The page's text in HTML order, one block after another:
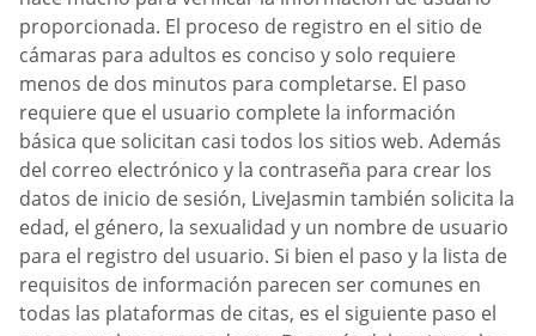
proporcionada. El proceso de registro en el sitio de
cámaras para adultos es conciso y solo requiere
menos de dos minutos para completarse. El paso
requiere que el usuario complete la información
básica que solicitan casi todos los sitios web. Además
del correo electrónico y la contraseña para crear los
datos de inicio de sesión, LiveJasmin también solicita la
edad, el género, la sexualidad y un nombre de usuario
para el registro del usuario. Si bien el paso y la lista de
requisitos de información parecen ser comunes en
todas las plataformas de citas, es el siguiente paso el